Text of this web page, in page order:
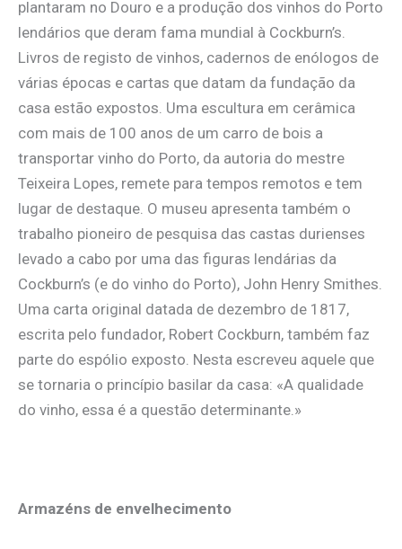
plantaram no Douro e a produção dos vinhos do Porto
lendários que deram fama mundial à Cockburn’s.
Livros de registo de vinhos, cadernos de enólogos de
várias épocas e cartas que datam da fundação da
casa estão expostos. Uma escultura em cerâmica
com mais de 100 anos de um carro de bois a
transportar vinho do Porto, da autoria do mestre
Teixeira Lopes, remete para tempos remotos e tem
lugar de destaque. O museu apresenta também o
trabalho pioneiro de pesquisa das castas durienses
levado a cabo por uma das figuras lendárias da
Cockburn’s (e do vinho do Porto), John Henry Smithes.
Uma carta original datada de dezembro de 1817,
escrita pelo fundador, Robert Cockburn, também faz
parte do espólio exposto. Nesta escreveu aquele que
se tornaria o princípio basilar da casa: «A qualidade
do vinho, essa é a questão determinante.»
Armazéns de envelhecimento